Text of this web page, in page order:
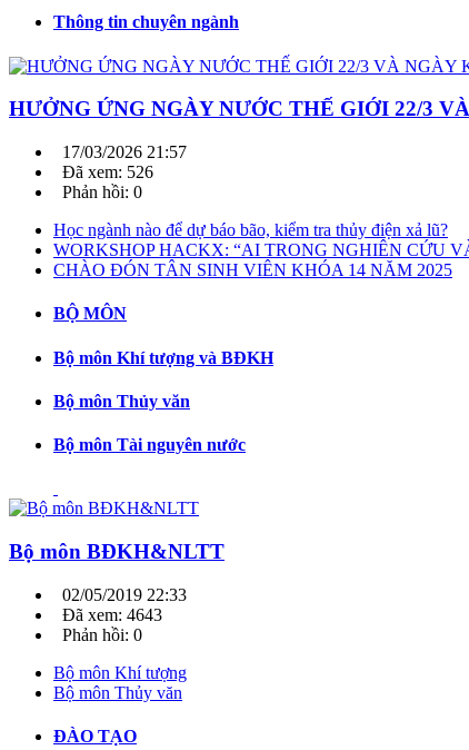
Thông tin chuyên ngành
HƯỞNG ỨNG NGÀY NƯỚC THẾ GIỚI 22/3
17/03/2026 21:57
Đã xem: 526
Phản hồi: 0
Học ngành nào để dự báo bão, kiểm tra thủy điện xả lũ?
WORKSHOP HACKX: “AI TRONG NGHIÊN CỨU
CHÀO ĐÓN TÂN SINH VIÊN KHÓA 14 NĂM 2025
BỘ MÔN
Bộ môn Khí tượng và BĐKH
Bộ môn Thủy văn
Bộ môn Tài nguyên nước
Bộ môn BĐKH&NLTT
02/05/2019 22:33
Đã xem: 4643
Phản hồi: 0
Bộ môn Khí tượng
Bộ môn Thủy văn
ĐÀO TẠO